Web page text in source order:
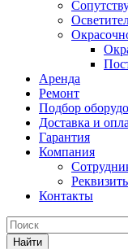
Аренда
Ремонт
Подбор
Доставка и
Гарантия
Компания
Контакты
Найти